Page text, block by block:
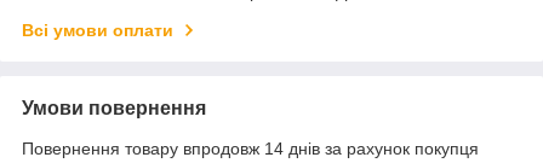
Всі умови оплати
Умови повернення
Повернення товару впродовж 14 днів за рахунок покупця